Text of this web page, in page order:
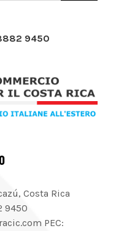
9450
Costa Rica
9450
PEC: